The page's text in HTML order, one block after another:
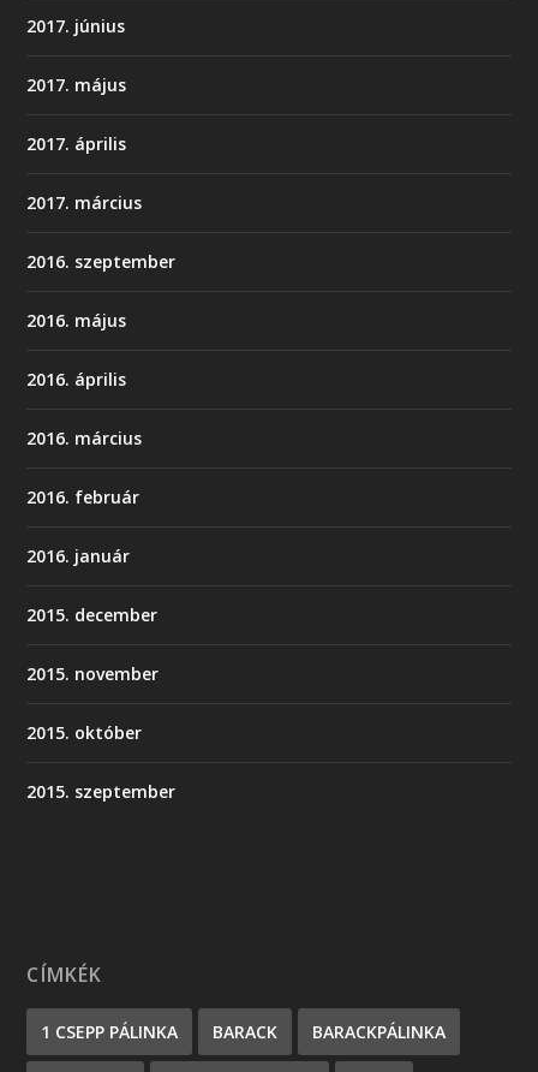
2017. június
2017. május
2017. április
2017. március
2016. szeptember
2016. május
2016. április
2016. március
2016. február
2016. január
2015. december
2015. november
2015. október
2015. szeptember
CÍMKÉK
1 CSEPP PÁLINKA BARACK BARACKPÁLINKA